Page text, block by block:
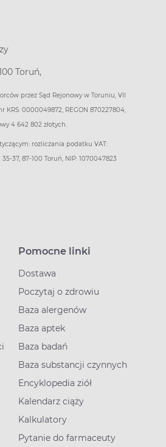
Toruń,
przez Sąd Rejonowy w Toruniu, VII
KRS: 0000049872, REGON 870227804,
4 642 802 złotych.
rozliczania podatku VAT:
37, 87-100 Toruń, NIP: 1070047823
Pomocne linki
Dostawa
Poczytaj o zdrowiu
Baza alergenów
Baza aptek
Baza badań
Baza substancji czynnych
Encyklopedia ziół
Kalendarz ciąży
Kalkulatory
Pytanie do farmaceuty